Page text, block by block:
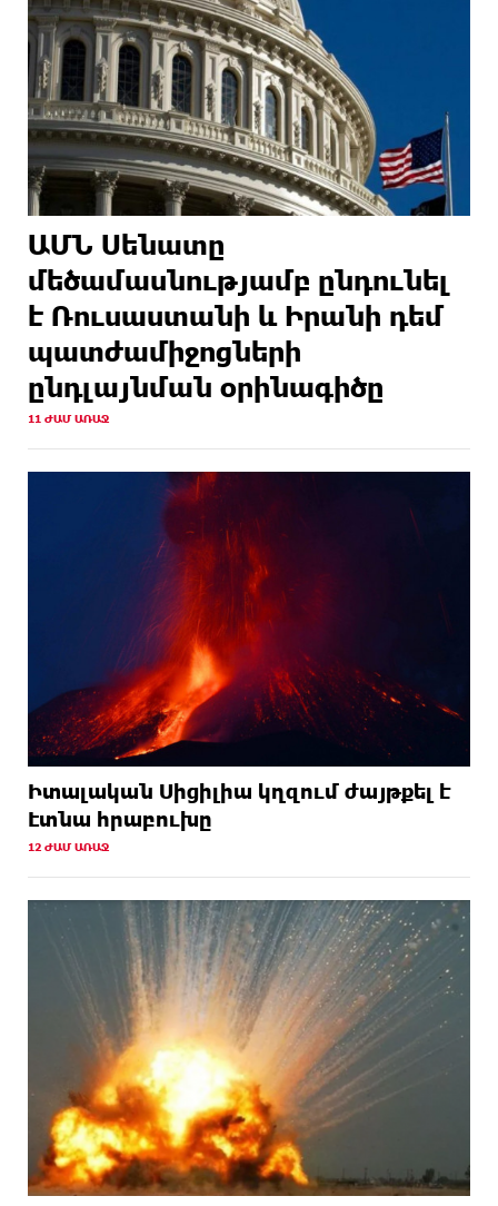
ԱՄՆ Սենատը
մեծամասնությամբ ընդունել
է Ռուսաստանի և Իրանի դեմ
պատժամիջոցների
ընդլայնման օրինագիծը
11 ԺԱՄ ԱՌԱՋ
Իտալական Սիցիլիա կղզում ժայթքել է
Էտնա հրաբուխը
12 ԺԱՄ ԱՌԱՋ